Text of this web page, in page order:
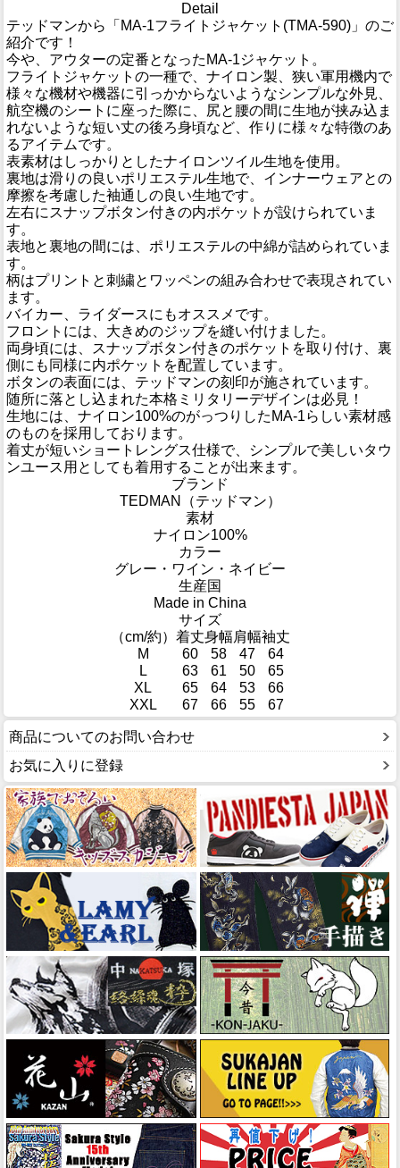
Detail
テッドマンから「MA-1フライトジャケット(TMA-590)」のご
紹介です！
今や、アウターの定番となったMA-1ジャケット。
フライトジャケットの一種で、ナイロン製、狭い軍用機内で
様々な機材や機器に引っかからないようなシンプルな外見、
航空機のシートに座った際に、尻と腰の間に生地が挟み込ま
れないような短い丈の後ろ身頃など、作りに様々な特徴のあ
るアイテムです。
表素材はしっかりとしたナイロンツイル生地を使用。
裏地は滑りの良いポリエステル生地で、インナーウェアとの
摩擦を考慮した袖通しの良い生地です。
左右にスナップボタン付きの内ポケットが設けられていま
す。
表地と裏地の間には、ポリエステルの中綿が詰められていま
す。
柄はプリントと刺繍とワッペンの組み合わせで表現されてい
ます。
バイカー、ライダースにもオススメです。
フロントには、大きめのジップを縫い付けました。
両身頃には、スナップボタン付きのポケットを取り付け、裏
側にも同様に内ポケットを配置しています。
ボタンの表面には、テッドマンの刻印が施されています。
随所に落とし込まれた本格ミリタリーデザインは必見！
生地には、ナイロン100%のがっつりしたMA-1らしい素材感
のものを採用しております。
着丈が短いショートレングス仕様で、シンプルで美しいタウ
ンユース用としても着用することが出来ます。
ブランド
TEDMAN（テッドマン）
素材
ナイロン100%
カラー
グレー・ワイン・ネイビー
生産国
Made in China
サイズ
（cm/約） 着丈身幅肩幅袖丈
M
60 58 47
64
L
63 61 50
65
XL
65 64 53
66
XXL
67 66 55 67
商品についてのお問い合わせ
お気に入りに登録